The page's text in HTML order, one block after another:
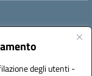
degli utenti -